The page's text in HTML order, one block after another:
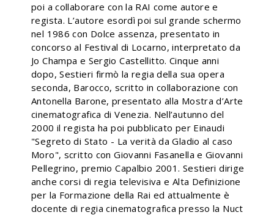
poi a collaborare con la RAI come autore e
regista. L’autore esordì poi sul grande schermo
nel 1986 con Dolce assenza, presentato in
concorso al Festival di Locarno, interpretato da
Jo Champa e Sergio Castellitto. Cinque anni
dopo, Sestieri firmò la regia della sua opera
seconda, Barocco, scritto in collaborazione con
Antonella Barone, presentato alla Mostra d’Arte
cinematografica di Venezia. Nell’autunno del
2000 il regista ha poi pubblicato per Einaudi
"Segreto di Stato - La verità da Gladio al caso
Moro", scritto con Giovanni Fasanella e Giovanni
Pellegrino, premio Capalbio 2001. Sestieri dirige
anche corsi di regia televisiva e Alta Definizione
per la Formazione della Rai ed attualmente è
docente di regia cinematografica presso la Nuct